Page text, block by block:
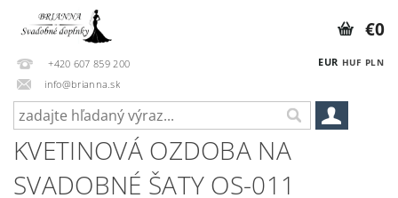
+420 607 859 200
info@brianna.sk
EUR HUF PLN
€0
KVETINOVÁ OZDOBA NA
SVADOBNÉ ŠATY OS-011